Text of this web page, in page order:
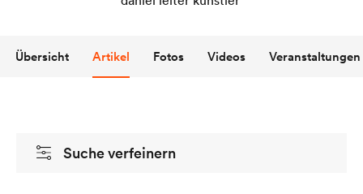
Übersicht Artikel Fotos Videos Veranstaltungen
Suche verfeinern
DOLOMITENSTADT
Redaktionsstatut